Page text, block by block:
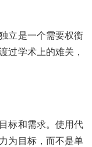
立是一个需要权衡
过学术上的难关，
标和需求。使用代
为目标，而不是单